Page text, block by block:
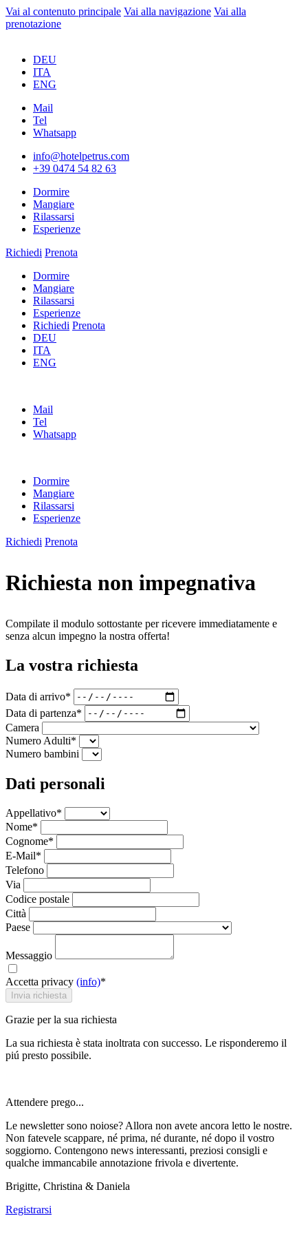
Vai al contenuto principale Vai alla navigazione Vai alla
prenotazione
DEU
ITA
ENG
Mail
Tel
Whatsapp
info@hotelpetrus.com
+39 0474 54 82 63
Dormire
Mangiare
Rilassarsi
Esperienze
Richiedi Prenota
Dormire
Mangiare
Rilassarsi
Esperienze
Richiedi Prenota
DEU
ITA
ENG
Mail
Tel
Whatsapp
Dormire
Mangiare
Rilassarsi
Esperienze
Richiedi Prenota
Richiesta non impegnativa
Compilate il modulo sottostante per ricevere immediatamente e
senza alcun impegno la nostra offerta!
La vostra richiesta
Data di arrivo*
Data di partenza*
Camera
Numero Adulti*
Numero bambini
Dati personali
Appellativo*
Nome*
Cognome*
E-Mail*
Telefono
Via
Codice postale
Città
Paese
Messaggio
Accetta privacy (info)*
Invia richiesta
Grazie per la sua richiesta
La sua richiesta è stata inoltrata con successo. Le risponderemo il
piú presto possibile.
Attendere prego...
Le newsletter sono noiose? Allora non avete ancora letto le nostre.
Non fatevele scappare, né prima, né durante, né dopo il vostro
soggiorno. Contengono news interessanti, preziosi consigli e
qualche immancabile annotazione frivola e divertente.
Brigitte, Christina & Daniela
Registrarsi